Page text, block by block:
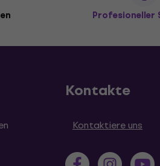
Profesioneller
Kontakte
Kontaktiere uns